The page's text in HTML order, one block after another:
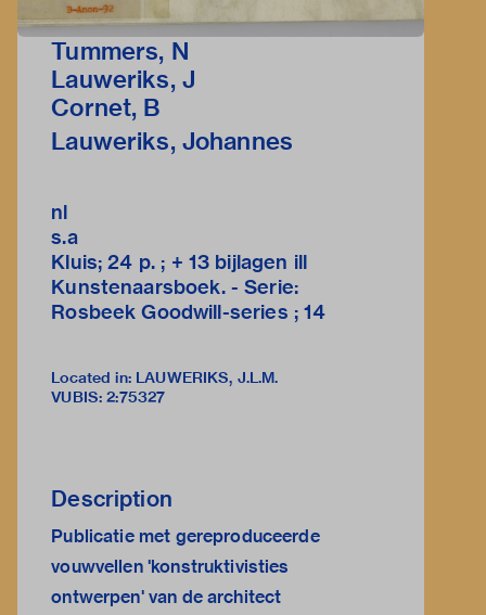
Tummers, N
Lauweriks, J
Cornet, B
Lauweriks, Johannes
nl
s.a
Kluis; 24 p. ; + 13 bijlagen ill
Kunstenaarsboek. - Serie:
Rosbeek Goodwill-series ; 14
Located in: LAUWERIKS, J.L.M.
VUBIS: 2:75327
Description
Publicatie met gereproduceerde
vouwvellen 'konstruktivisties
ontwerpen' van de architect